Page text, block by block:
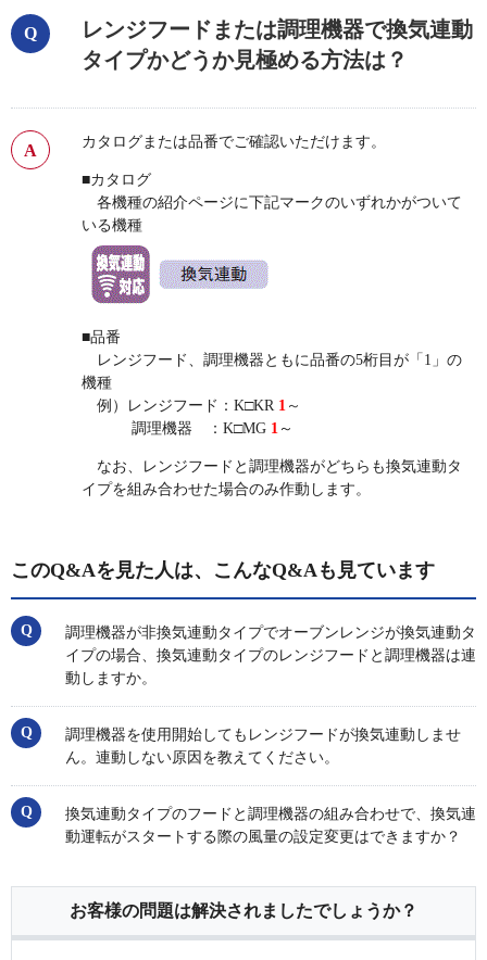
レンジフードまたは調理機器で換気連動
タイプかどうか見極める方法は？
カタログまたは品番でご確認いただけます。
■カタログ
各機種の紹介ページに下記マークのいずれかがついて
いる機種
■品番
レンジフード、調理機器ともに品番の5桁目が「1」の
機種
例）レンジフード：K□KR 1 ～
調理機器 ：K□MG 1 ～
なお、レンジフードと調理機器がどちらも換気連動タ
イプを組み合わせた場合のみ作動します。
このQ&Aを見た人は、こんなQ&Aも見ています
調理機器が非換気連動タイプでオーブンレンジが換気連動タ
イプの場合、換気連動タイプのレンジフードと調理機器は連
動しますか。
調理機器を使用開始してもレンジフードが換気連動しませ
ん。連動しない原因を教えてください。
換気連動タイプのフードと調理機器の組み合わせで、換気連
動運転がスタートする際の風量の設定変更はできますか？
お客様の問題は解決されましたでしょうか？